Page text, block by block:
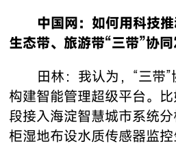
中国网：如何用科技
生态带、旅游带“三带”协
田林：我认为，“三带
构建智能管理超级平台。
段接入海淀智慧城市系统
柜湿地布设水质传感器监